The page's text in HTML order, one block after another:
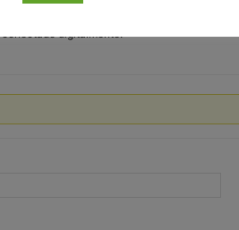
possíveis ou práticas de se realizar
digitalmente.